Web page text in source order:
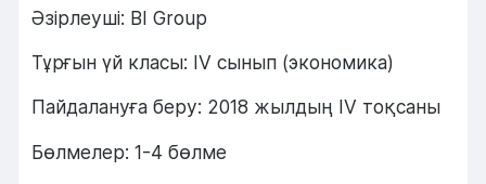
Әзірлеуші: BI Group
Тұрғын үй класы: IV сынып (экономика)
Пайдалануға беру: 2018 жылдың IV тоқсаны
Бөлмелер: 1-4 бөлме